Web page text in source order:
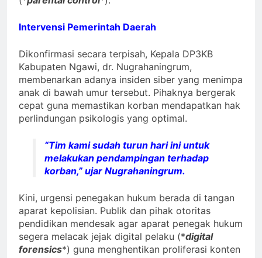
Intervensi Pemerintah Daerah
Dikonfirmasi secara terpisah, Kepala DP3KB
Kabupaten Ngawi, dr. Nugrahaningrum,
membenarkan adanya insiden siber yang menimpa
anak di bawah umur tersebut. Pihaknya bergerak
cepat guna memastikan korban mendapatkan hak
perlindungan psikologis yang optimal.
“Tim kami sudah turun hari ini untuk
melakukan pendampingan terhadap
korban,” ujar Nugrahaningrum.
Kini, urgensi penegakan hukum berada di tangan
aparat kepolisian. Publik dan pihak otoritas
pendidikan mendesak agar aparat penegak hukum
segera melacak jejak digital pelaku (*digital
forensics*) guna menghentikan proliferasi konten